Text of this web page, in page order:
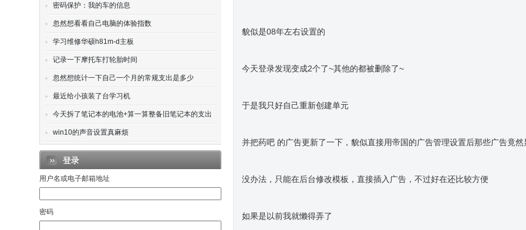
貌似是08年左右设置的
今天登录发现变成2个了~其他的都被删除了~
于是我只好自己重新创建单元
并把药吧 的广告更新了一下，貌似直接用帝国的广告管理设置后那些广告竟然
没办法，只能在后台修改模板，直接插入广告，不过好在还比较方便
如果是以前我就懒得弄了
密码保护：我的车的信息
忽然想看看自己电脑的体验指数
学习维修华硕h81m-d主板
记录一下摩托车打轮胎时间
忽然想统计一下自己一个月的常规支出是多少
最近给小孩装了台学习机
今天拆了笔记本的电池+算一算整备旧笔记本的支出
win10的声音设置真麻烦
登录
用户名或电子邮箱地址
密码